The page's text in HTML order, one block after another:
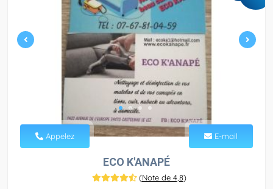
Appelez E-mail
ECO K'ANAPÉ
(Note de 4,8)